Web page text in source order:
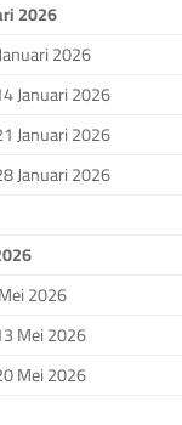
2026
2026
Januari 2026
Januari 2026
Januari 2026
2026
Mei 2026
Mei 2026